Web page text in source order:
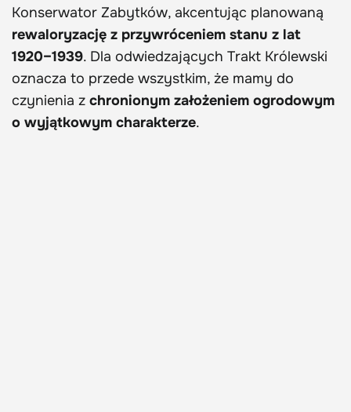
Konserwator Zabytków, akcentując planowaną
rewaloryzację z przywróceniem stanu z lat
1920–1939. Dla odwiedzających Trakt Królewski
oznacza to przede wszystkim, że mamy do
czynienia z chronionym założeniem ogrodowym
o wyjątkowym charakterze.